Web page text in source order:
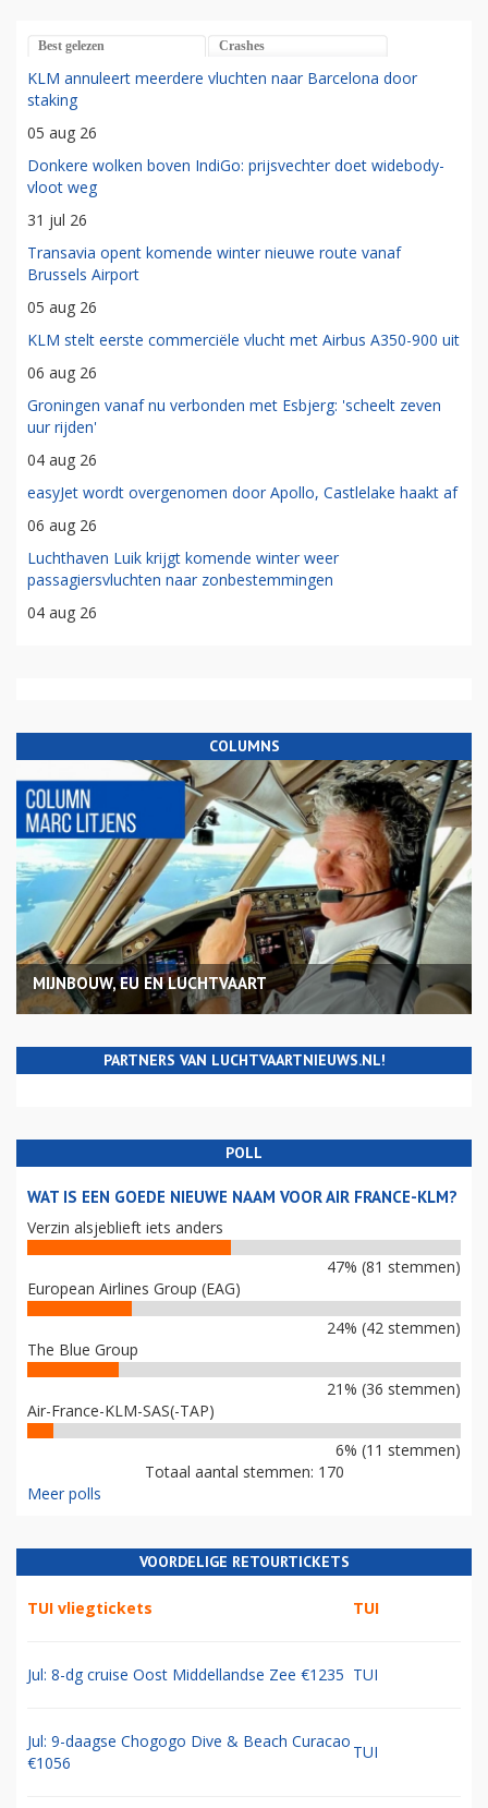
Best gelezen Crashes
KLM annuleert meerdere vluchten naar Barcelona door
staking
05 aug 26
Donkere wolken boven IndiGo: prijsvechter doet widebody-
vloot weg
31 jul 26
Transavia opent komende winter nieuwe route vanaf
Brussels Airport
05 aug 26
KLM stelt eerste commerciële vlucht met Airbus A350-900 uit
06 aug 26
Groningen vanaf nu verbonden met Esbjerg: 'scheelt zeven
uur rijden'
04 aug 26
easyJet wordt overgenomen door Apollo, Castlelake haakt af
06 aug 26
Luchthaven Luik krijgt komende winter weer
passagiersvluchten naar zonbestemmingen
04 aug 26
COLUMNS
MIJNBOUW, EU EN LUCHTVAART
PARTNERS VAN LUCHTVAARTNIEUWS.NL!
POLL
WAT IS EEN GOEDE NIEUWE NAAM VOOR AIR FRANCE-KLM?
Verzin alsjeblieft iets anders
47% (81 stemmen)
European Airlines Group (EAG)
24% (42 stemmen)
The Blue Group
21% (36 stemmen)
Air-France-KLM-SAS(-TAP)
6% (11 stemmen)
Totaal aantal stemmen: 170
Meer polls
VOORDELIGE RETOURTICKETS
TUI vliegtickets TUI
Jul: 8-dg cruise Oost Middellandse Zee €1235 TUI
Jul: 9-daagse Chogogo Dive & Beach Curacao
€1056
TUI